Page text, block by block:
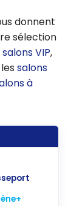
donnent
sélection
VIP,
salons
à